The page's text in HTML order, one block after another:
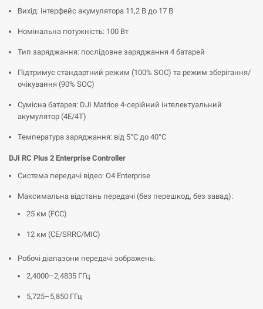
Вихід: інтерфейс акумулятора 11,2 В до 17 В
Номінальна потужність: 100 Вт
Тип заряджання: послідовне заряджання 4 батарей
Підтримує стандартний режим (100% SOC) та режим зберігання/
очікування (90% SOC)
Сумісна батарея: DJI Matrice 4-серійний інтелектуальний
акумулятор (4E/4T)
Температура заряджання: від 5°C до 40°C
DJI RC Plus 2 Enterprise Controller
Система передачі відео: O4 Enterprise
Максимальна відстань передачі (без перешкод, без завад):
25 км (FCC)
12 км (CE/SRRC/MIC)
Робочі діапазони передачі зображень:
2,4000–2,4835 ГГц
5,725–5,850 ГГц